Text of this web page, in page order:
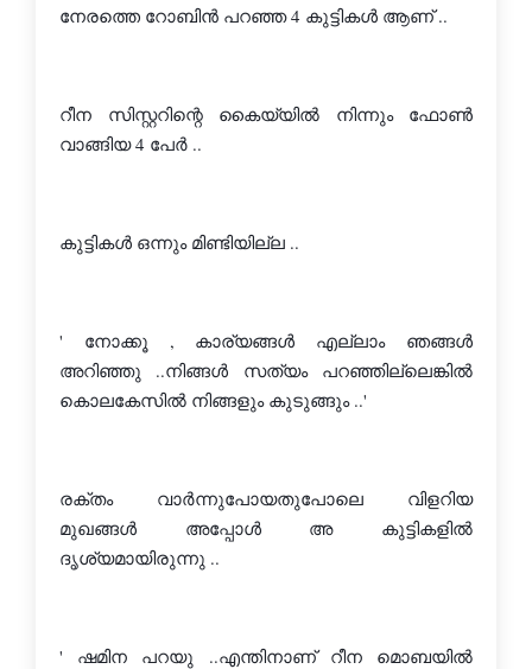
നേരത്തെ റോബിന്‍ പറഞ്ഞ 4 കുട്ടികള്‍ ആണ് ..
റീന സിസ്റ്ററിന്റെ കൈയ്യില്‍ നിന്നും ഫോണ്‍
വാങ്ങിയ 4 പേര്‍ ..
കുട്ടികള്‍ ഒന്നും മിണ്ടിയില്ല ..
' നോക്കൂ , കാര്യങ്ങള്‍ എല്ലാം ഞങ്ങള്‍
അറിഞ്ഞു ..നിങ്ങള്‍ സത്യം പറഞ്ഞില്ലെങ്കില്‍
കൊലകേസില്‍ നിങ്ങളും കുടുങ്ങും ..'
രക്തം വാര്‍ന്നുപോയതുപോലെ വിളറിയ
മുഖങ്ങള്‍ അപ്പോള്‍ അ കുട്ടികളില്‍
ദൃശ്യമായിരുന്നു ..
' ഷമിന പറയു ..എന്തിനാണ് റീന മൊബയില്‍